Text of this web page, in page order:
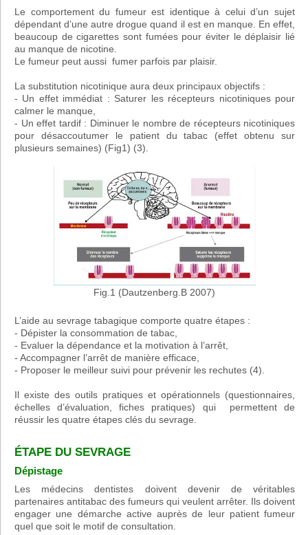
Le comportement du fumeur est identique à celui d’un sujet
dépendant d’une autre drogue quand il est en manque. En effet,
beaucoup de cigarettes sont fumées pour éviter le déplaisir lié
au manque de nicotine.
Le fumeur peut aussi fumer parfois par plaisir.
La substitution nicotinique aura deux principaux objectifs :
- Un effet immédiat : Saturer les récepteurs nicotiniques pour
calmer le manque,
- Un effet tardif : Diminuer le nombre de récepteurs nicotiniques
pour désaccoutumer le patient du tabac (effet obtenu sur
plusieurs semaines) (Fig1) (3).
Fig.1 (Dautzenberg.B 2007)
L’aide au sevrage tabagique comporte quatre étapes :
- Dépister la consommation de tabac,
- Evaluer la dépendance et la motivation à l’arrêt,
- Accompagner l’arrêt de manière efficace,
- Proposer le meilleur suivi pour prévenir les rechutes (4).
Il existe des outils pratiques et opérationnels (questionnaires,
échelles d’évaluation, fiches pratiques) qui permettent de
réussir les quatre étapes clés du sevrage.
ÉTAPE DU SEVRAGE
Dépistage
Les médecins dentistes doivent devenir de véritables
partenaires antitabac des fumeurs qui veulent arrêter. Ils doivent
engager une démarche active auprès de leur patient fumeur
quel que soit le motif de consultation.